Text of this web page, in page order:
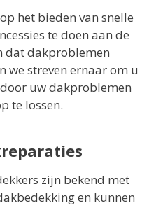
het bieden van snelle
te doen aan de
dat dakproblemen
we streven ernaar om u
uw dakproblemen
te lossen.
zijn bekend met
en kunnen